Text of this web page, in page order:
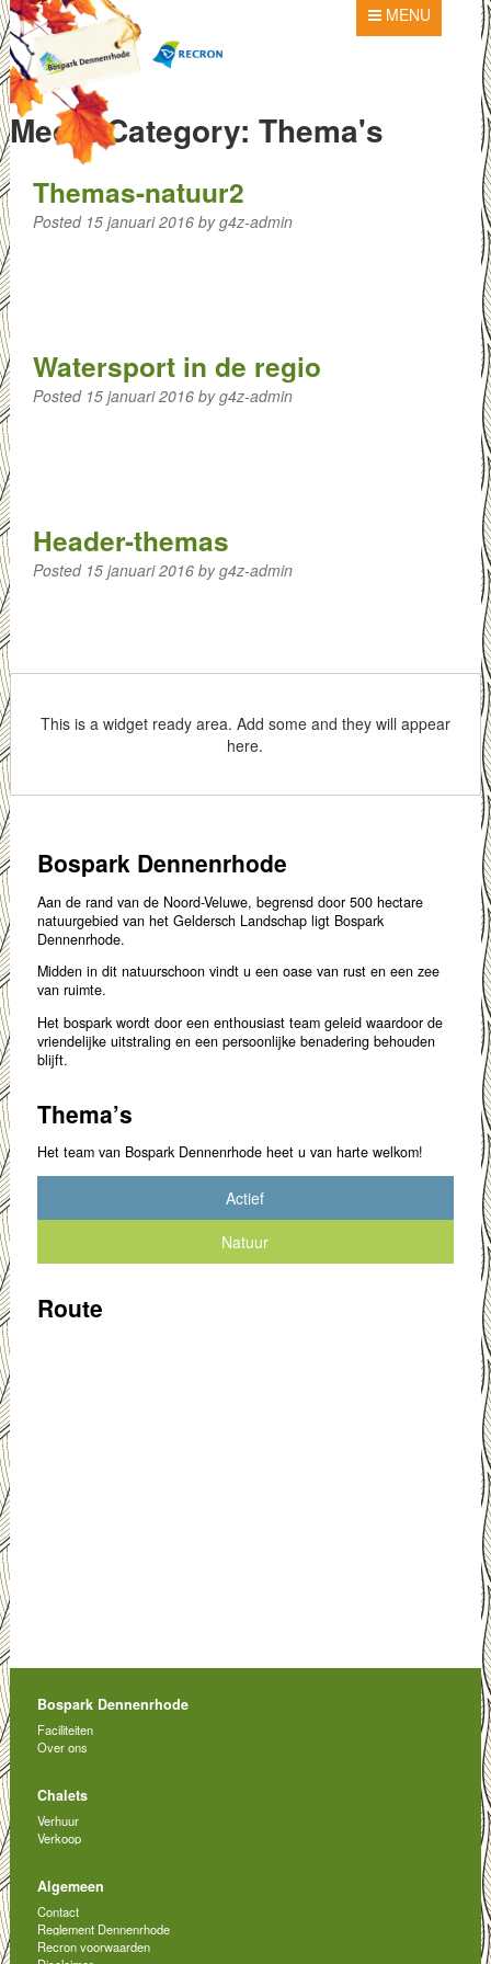
MENU
Media Category: Thema's
Themas-natuur2
Posted 15 januari 2016 by g4z-admin
Watersport in de regio
Posted 15 januari 2016 by g4z-admin
Header-themas
Posted 15 januari 2016 by g4z-admin
This is a widget ready area. Add some and they will appear
here.
Bospark Dennenrhode
Aan de rand van de Noord-Veluwe, begrensd door 500 hectare
natuurgebied van het Geldersch Landschap ligt Bospark
Dennenrhode.
Midden in dit natuurschoon vindt u een oase van rust en een zee
van ruimte.
Het bospark wordt door een enthousiast team geleid waardoor de
vriendelijke uitstraling en een persoonlijke benadering behouden
blijft.
Thema’s
Het team van Bospark Dennenrhode heet u van harte welkom!
Actief
Natuur
Route
Bospark Dennenrhode
Faciliteiten
Over ons
Chalets
Verhuur
Verkoop
Algemeen
Contact
Reglement Dennenrhode
Recron voorwaarden